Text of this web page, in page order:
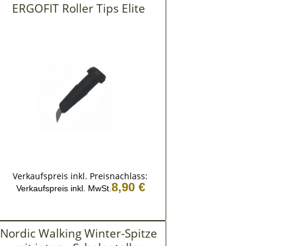
ERGOFIT Roller Tips Elite
Verkaufspreis inkl. Preisnachlass:
Verkaufspreis inkl. MwSt. 8,90 €
Nordic Walking Winter-Spitze